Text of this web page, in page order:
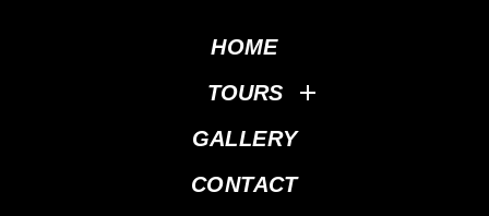
HOME
TOURS
GALLERY
CONTACT